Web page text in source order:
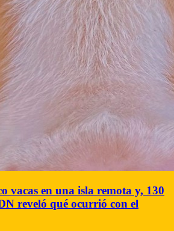
vacas en una isla remota y, 130
reveló qué ocurrió con el